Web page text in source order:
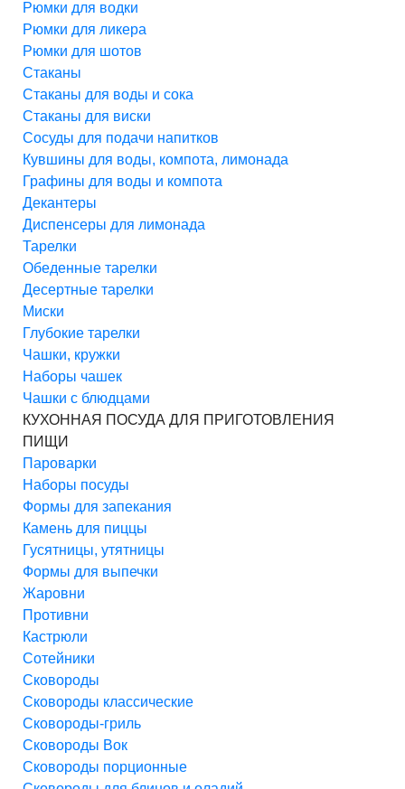
Рюмки для водки
Рюмки для ликера
Рюмки для шотов
Стаканы
Стаканы для воды и сока
Стаканы для виски
Сосуды для подачи напитков
Кувшины для воды, компота, лимонада
Графины для воды и компота
Декантеры
Диспенсеры для лимонада
Тарелки
Обеденные тарелки
Десертные тарелки
Миски
Глубокие тарелки
Чашки, кружки
Наборы чашек
Чашки с блюдцами
КУХОННАЯ ПОСУДА ДЛЯ ПРИГОТОВЛЕНИЯ
ПИЩИ
Пароварки
Наборы посуды
Формы для запекания
Камень для пиццы
Гусятницы, утятницы
Формы для выпечки
Жаровни
Противни
Кастрюли
Сотейники
Сковороды
Сковороды классические
Сковороды-гриль
Сковороды Вок
Сковороды порционные